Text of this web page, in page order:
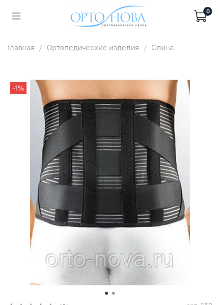
0
Главная Ортопедические изделия Спина
-1%